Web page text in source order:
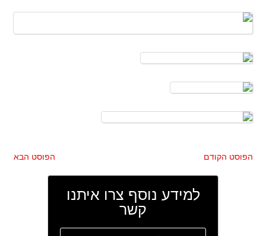
הפוסט הקודם הפוסט הבא
למידע נוסף צרו איתנו
קשר